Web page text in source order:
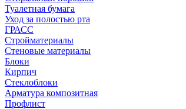
Туалетная бумага
Уход за полостью рта
ГРАСС
Стройматериалы
Стеновые материалы
Блоки
Кирпич
Стеклоблоки
Арматура композитная
Профлист